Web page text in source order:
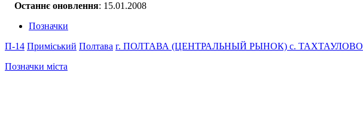
Останнє оновлення: 15.01.2008
Позначки
П-14 Приміський Полтава г. ПОЛТАВА (ЦЕНТРАЛЬНЫЙ РЫНОК) с. ТАХТАУЛОВО
Позначки міста